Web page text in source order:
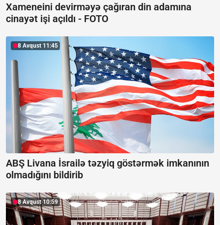
Xameneini devirməyə çağıran din adamına
cinayət işi açıldı - FOTO
8 Avqust 11:45
ABŞ Livana İsrailə təzyiq göstərmək imkanının
olmadığını bildirib
8 Avqust 10:59